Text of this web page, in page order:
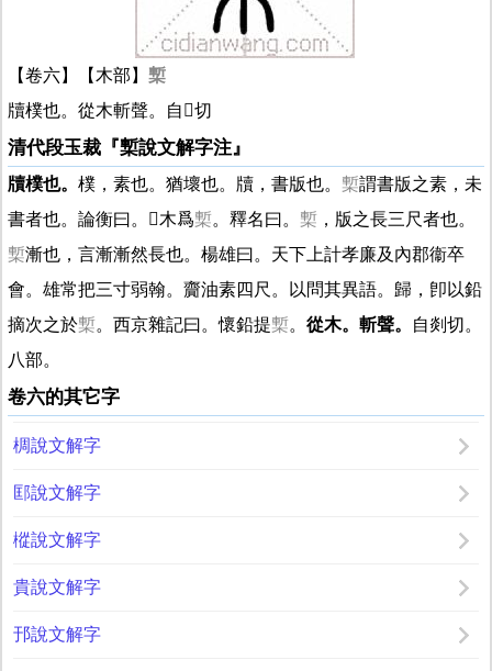
【卷六】【木部】 槧
牘樸也。從木斬聲。自 𤥎切
清代段玉裁『槧說文解字注』
牘樸也。 樸，素也。猶壞也。牘，書版也。 槧謂書版之素，未
書者也。論衡曰。
𣃔木爲槧。釋名曰。 槧 ，版之長三尺者也。
槧漸也，言漸漸然長也。楊雄曰。天下上計孝廉及內郡衞卒
會。雄常把三寸弱翰。齎油素四尺。以問其異語。歸，卽以鉛
摘次之於槧。西京雜記曰。懷鉛提槧。 從木。斬聲。
自剡切。
八部。
卷六的其它字
椆說文解字
邼說文解字
樅說文解字
貴說文解字
邘說文解字